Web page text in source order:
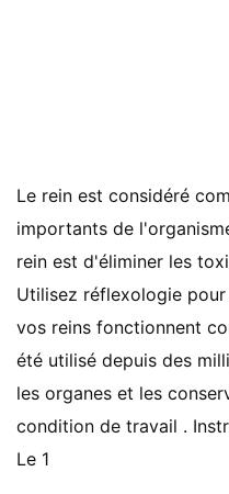
Le rein est considéré
importants de
rein est d'éliminer les
Utilisez réflexologie
vos reins fonctionnent
été utilisé depuis des
les organes et les
condition de travail .
Le 1